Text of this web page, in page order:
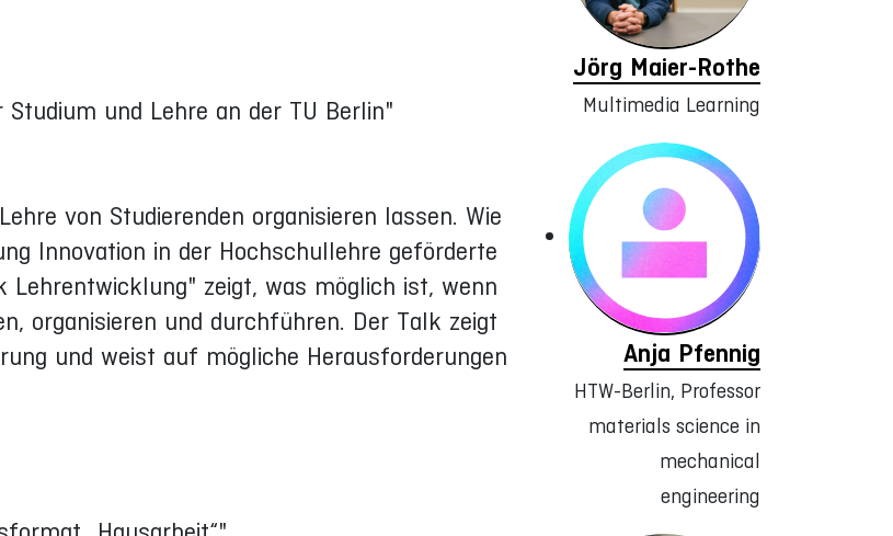
und Lehre an der TU Berlin"
von Studierenden organisieren lassen. Wie
Innovation in der Hochschullehre geförderte
zeigt, was möglich ist, wenn
organisieren und durchführen. Der Talk zeigt
und weist auf mögliche Herausforderungen
Jörg Maier-Rothe
Multimedia Learning
Anja Pfennig
HTW-Berlin, Professor
materials science in
mechanical
engineering